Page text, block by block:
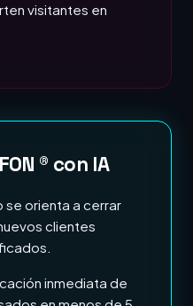
visitantes en
® con IA
se orienta a cerrar
clientes
inmediata de